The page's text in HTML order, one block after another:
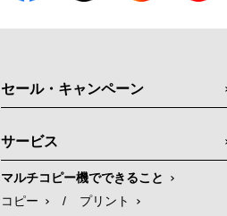
セール・キャンペーン
サービス
マルチコピー機でできること
コピー
/
プリント